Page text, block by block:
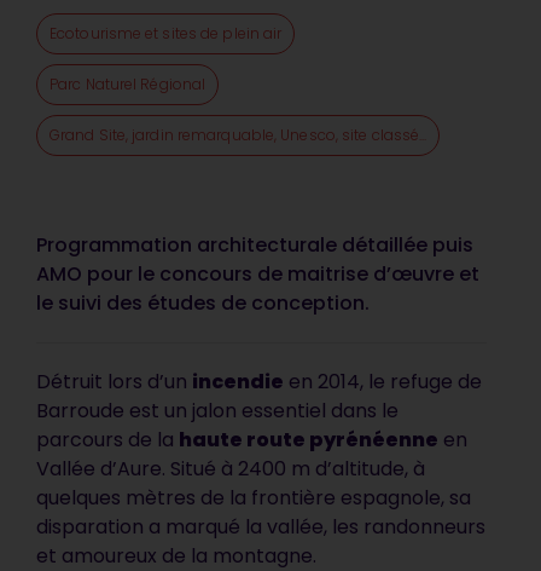
Ecotourisme et sites de plein air
Parc Naturel Régional
Grand Site, jardin remarquable, Unesco, site classé...
Programmation architecturale détaillée puis
AMO pour le concours de maitrise d’œuvre et
le suivi des études de conception.
Détruit lors d’un incendie en 2014, le refuge de
Barroude est un jalon essentiel dans le
parcours de la haute route pyrénéenne en
Vallée d’Aure. Situé à 2400 m d’altitude, à
quelques mètres de la frontière espagnole, sa
disparation a marqué la vallée, les randonneurs
et amoureux de la montagne.